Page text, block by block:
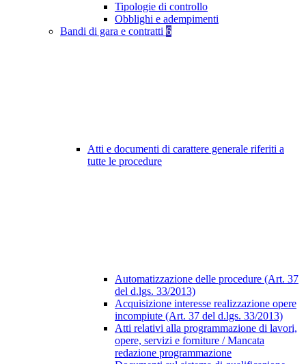
Tipologie di controllo
Obblighi e adempimenti
Bandi di gara e contratti 6
Atti e documenti di carattere generale riferiti a
tutte le procedure
Automatizzazione delle procedure (Art. 37
del d.lgs. 33/2013)
Acquisizione interesse realizzazione opere
incompiute (Art. 37 del d.lgs. 33/2013)
Atti relativi alla programmazione di lavori,
opere, servizi e forniture / Mancata
redazione programmazione